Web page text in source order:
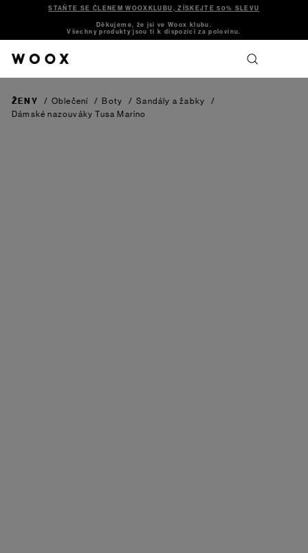
STAŇTE SE ČLENEM WOOXKLUBU, ZÍSKEJTE 50% SLEVU
Děkujeme, že jsi ve Woox klubu.
Všechny produkty jsou ti k dispozici za polovinu.
ŽENY / Oblečení / Boty / Sandály a žabky
/
Dámské nazouváky Tusa Marino